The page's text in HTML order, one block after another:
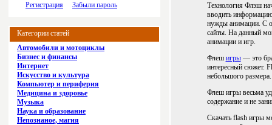
Регистрация
Забыли пароль
Категории статей
Автомобили и мотоциклы
Бизнес и финансы
Интернет
Искусство и культура
Компьютер и периферия
Медицина и здоровье
Музыка
Наука и образование
Непознаное, магия
Технология Флэш
вводить
нужды анимации. С
сайты. На данный
анимации и игр.
Флеш игры— это
интересный сюжет.
небольшого размера.
Флеш игры весьма
содержание и не
Скачать flash игры